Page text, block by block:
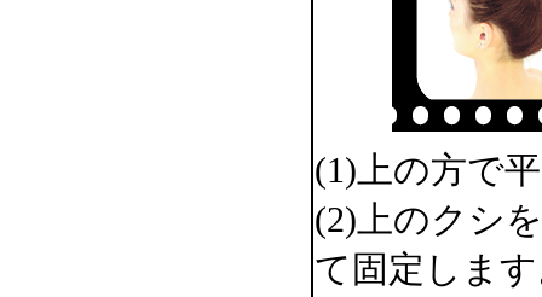
(1)上の方で
(2)上のクシ
て固定しま